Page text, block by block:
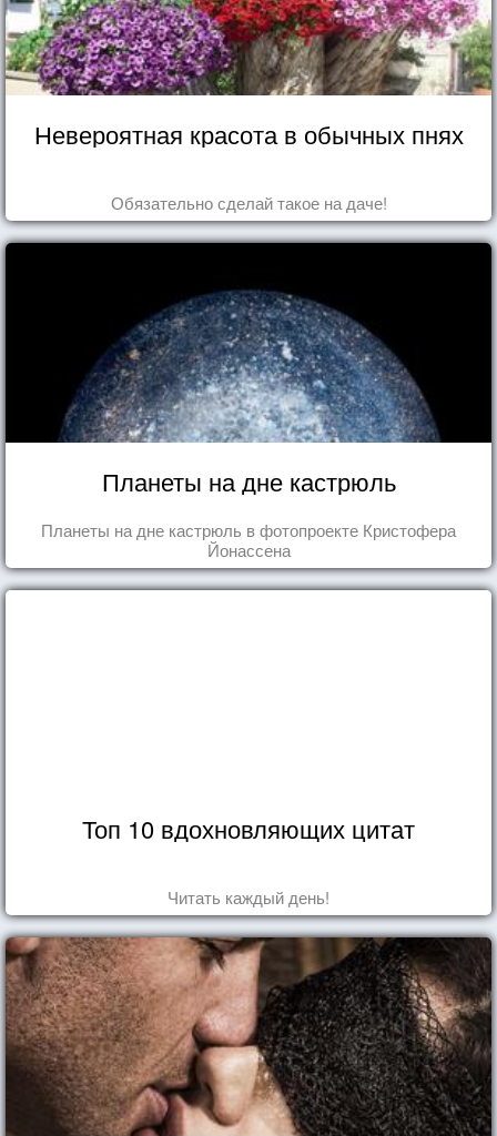
Невероятная красота в обычных пнях
Обязательно сделай такое на даче!
Планеты на дне кастрюль
Планеты на дне кастрюль в фотопроекте Кристофера
Йонассена
Топ 10 вдохновляющих цитат
Читать каждый день!